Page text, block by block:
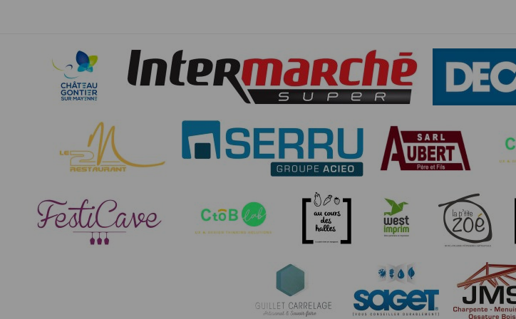
bonne exécution de la prestation. Les informations recueillies auprès des personnes
et Libertés. Nous vous informons que vos réponses, sauf indication contraire, sont
particulière. Néanmoins, vos réponses doivent être suffisantes pour nous permettre
agrégées dans le but d’établir des statistiques commerciales. En vertu de la loi n°
pourront être communiquées sur réquisition des autorités judiciaires. Vous disposez
Sécurité des données collectées
L'accès au serveur et à l'interface Timepulse sur lesquels les données sont
organisationnelles appropriées ont été prises afin d'interdire l'accès à toute
données personnelles du Participant, Timepulse conservera pendant une période de
Timepulse met à disposition des organisateurs des outils permettant de se conformer
ne pas les activer dans son événement.
Tant le présent site que les modalités et conditions de son utilisation sont régis par
éventuelle, et après l’échec de toute tentative de recherche d’une solution amiable,
Pour toute question relative aux présentes conditions d’utilisation du site, vous pouvez